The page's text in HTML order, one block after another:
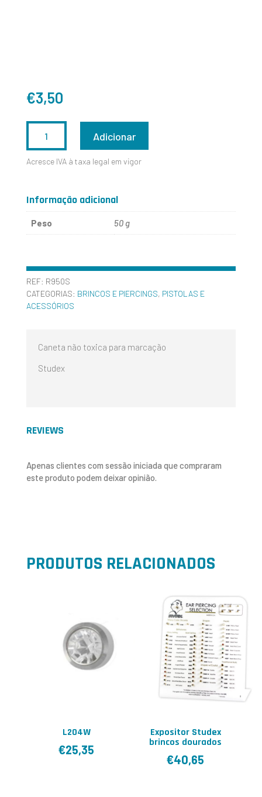
€3,50
DE
Adicionar
Acresce IVA à taxa legal em vigor
Informação adicional
Peso 50 g
REF: R950S
CATEGORIAS: BRINCOS E PIERCINGS, PISTOLAS E
ACESSÓRIOS
Caneta não toxica para marcação
Studex
REVIEWS
Apenas clientes com sessão iniciada que compraram
este produto podem deixar opinião.
PRODUTOS RELACIONADOS
L204W
€25,35
Expositor Studex
brincos dourados
€40,65